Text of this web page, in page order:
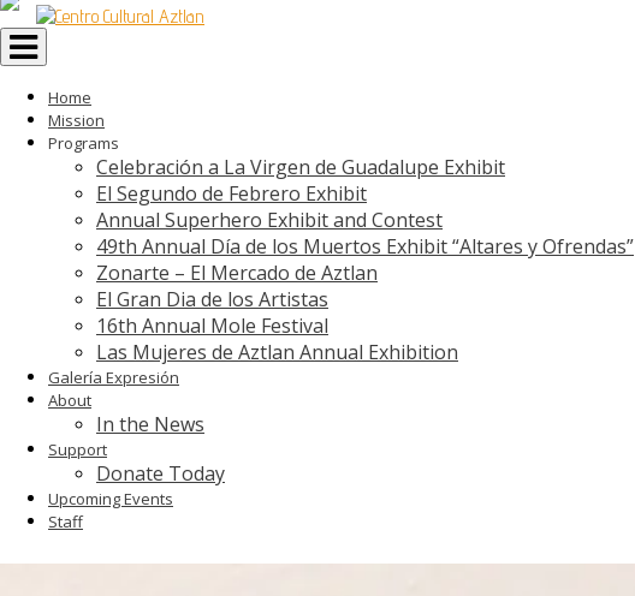
Toggle
navigation
Home
Mission
Programs
Celebración a La Virgen de Guadalupe Exhibit
El Segundo de Febrero Exhibit
Annual Superhero Exhibit and Contest
49th Annual Día de los Muertos Exhibit “Altares y Ofrendas”
Zonarte – El Mercado de Aztlan
El Gran Dia de los Artistas
16th Annual Mole Festival
Las Mujeres de Aztlan Annual Exhibition
Galería Expresión
About
In the News
Support
Donate Today
Upcoming Events
Staff